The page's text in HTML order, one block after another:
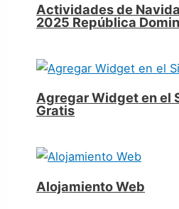
Actividades de
2025 República
Agregar Widget en el
Gratis
Alojamiento Web